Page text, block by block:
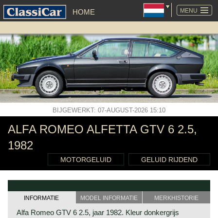
MENU
HOME
NAVIGATIE
OVERSLAAN
BIJGEWERKT: 07-AUGUST-2026 15:10
ALFA ROMEO ALFETTA GTV 6 2.5,
1982
MOTORGELUID GELUID RIJDEND
INFORMATIE MODEL INFORMATIE MERKHISTORIE
Alfa Romeo GTV 6 2.5, jaar 1982. Kleur donkergrijs